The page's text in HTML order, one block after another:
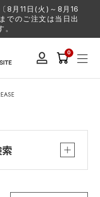
8月11日(火)～8月16
でのご注文は当日出
。
0